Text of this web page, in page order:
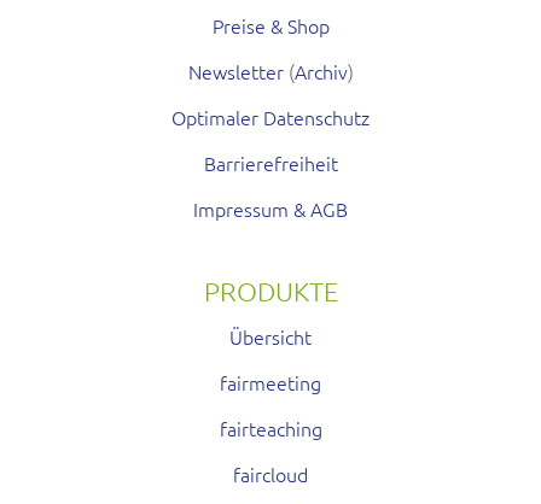
Preise & Shop
Newsletter(Archiv)
Optimaler Datenschutz
Barrierefreiheit
Impressum & AGB
PRODUKTE
Übersicht
fairmeeting
fairteaching
faircloud